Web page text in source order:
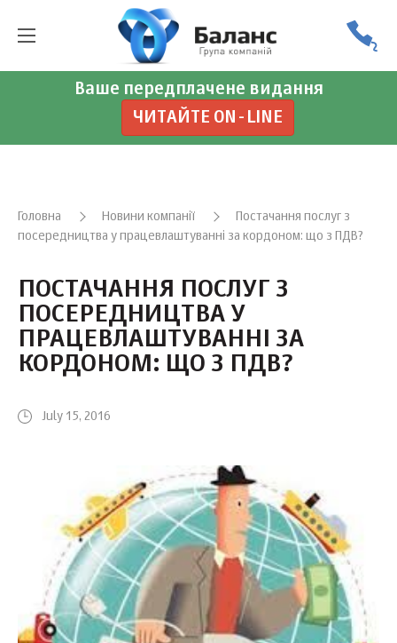
Ваше передплачене видання
ЧИТАЙТЕ ON-LINE
Головна Новини компанії
Постачання послуг з
посередництва у працевлаштуванні за кордоном: що з ПДВ?
ПОСТАЧАННЯ ПОСЛУГ З
ПОСЕРЕДНИЦТВА У
ПРАЦЕВЛАШТУВАННІ ЗА
КОРДОНОМ: ЩО З ПДВ?
July 15, 2016